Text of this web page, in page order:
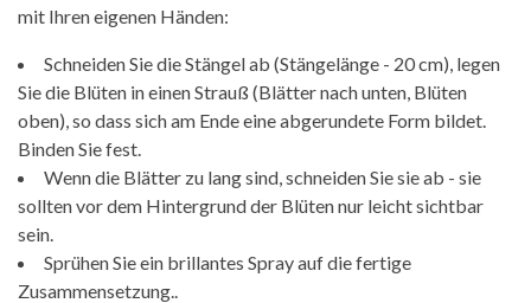
mit Ihren eigenen Händen:
Schneiden Sie die Stängel ab (Stängelänge - 20 cm), legen
Sie die Blüten in einen Strauß (Blätter nach unten, Blüten
oben), so dass sich am Ende eine abgerundete Form bildet.
Binden Sie fest.
Wenn die Blätter zu lang sind, schneiden Sie sie ab - sie
sollten vor dem Hintergrund der Blüten nur leicht sichtbar
sein.
Sprühen Sie ein brillantes Spray auf die fertige
Zusammensetzung..